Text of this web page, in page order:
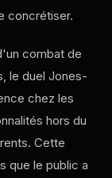
concrétiser.
combat de
le duel Jones-
chez les
hors du
Cette
que le public a